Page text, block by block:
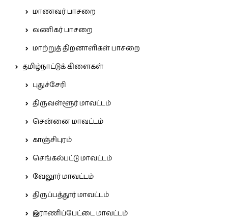
மாணவர் பாசறை
வணிகர் பாசறை
மாற்றுத் திறனாளிகள் பாசறை
தமிழ்நாட்டுக் கிளைகள்
புதுச்சேரி
திருவள்ளூர் மாவட்டம்
சென்னை மாவட்டம்
காஞ்சிபுரம்
செங்கல்பட்டு மாவட்டம்
வேலூர் மாவட்டம்
திருப்பத்தூர் மாவட்டம்
இராணிப்பேட்டை மாவட்டம்